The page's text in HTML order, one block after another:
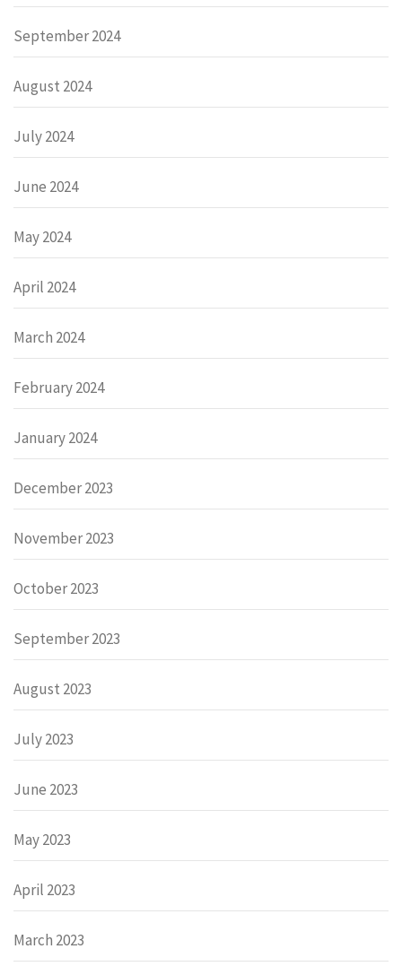
September 2024
August 2024
July 2024
June 2024
May 2024
April 2024
March 2024
February 2024
January 2024
December 2023
November 2023
October 2023
September 2023
August 2023
July 2023
June 2023
May 2023
April 2023
March 2023